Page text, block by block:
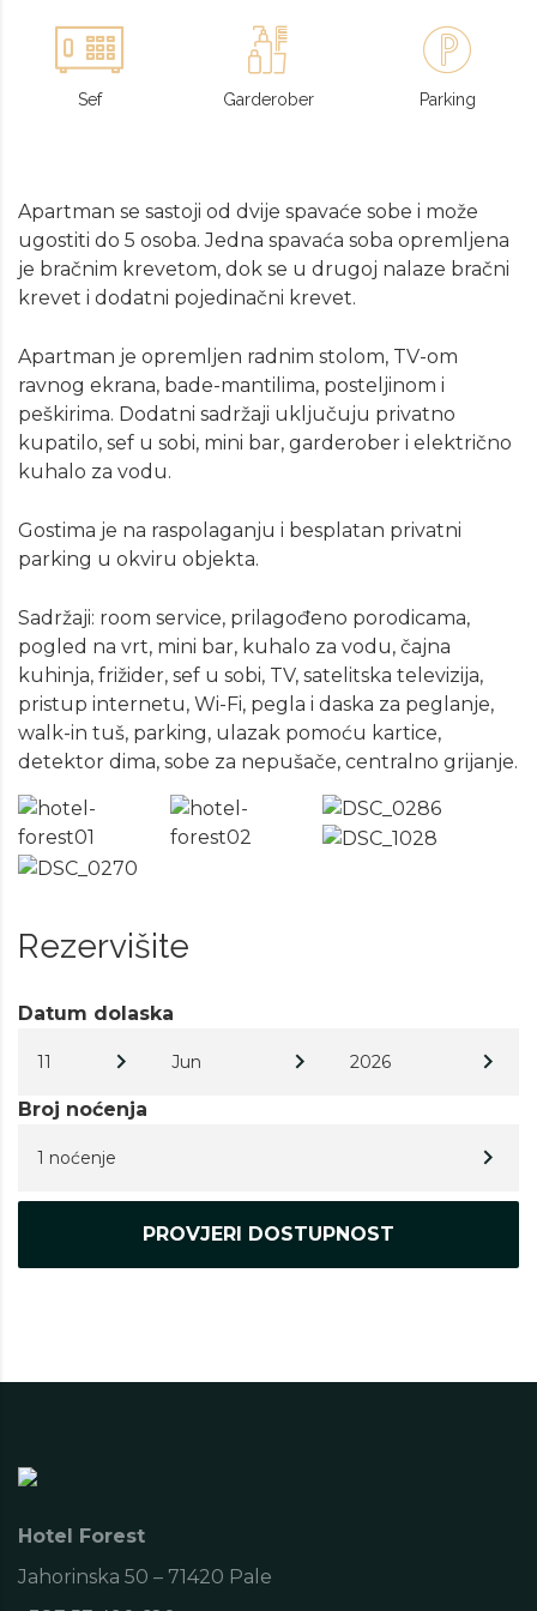
Sef Garderober Parking
Apartman se sastoji od dvije spavaće sobe i može
ugostiti do 5 osoba. Jedna spavaća soba opremljena
je bračnim krevetom, dok se u drugoj nalaze bračni
krevet i dodatni pojedinačni krevet.
Apartman je opremljen radnim stolom, TV-om
ravnog ekrana, bade-mantilima, posteljinom i
peškirima. Dodatni sadržaji uključuju privatno
kupatilo, sef u sobi, mini bar, garderober i električno
kuhalo za vodu.
Gostima je na raspolaganju i besplatan privatni
parking u okviru objekta.
Sadržaji: room service, prilagođeno porodicama,
pogled na vrt, mini bar, kuhalo za vodu, čajna
kuhinja, frižider, sef u sobi, TV, satelitska televizija,
pristup internetu, Wi-Fi, pegla i daska za peglanje,
walk-in tuš, parking, ulazak pomoću kartice,
detektor dima, sobe za nepušače, centralno grijanje.
Rezervišite
Datum dolaska
11 Jun 2026
Broj noćenja
1 noćenje
Hotel Forest
Jahorinska 50 – 71420 Pale